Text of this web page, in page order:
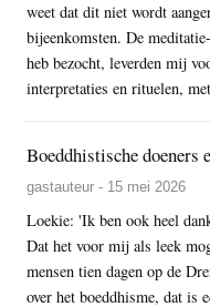
weet dat dit niet wordt
bijeenkomsten. De
heb bezocht, leverden mij
interpretaties en rituelen,
Boeddhistische doeners
gastauteur - 15 mei 2026
Loekie: 'Ik ben ook heel
Dat het voor mij als leek
mensen tien dagen op de
over het boeddhisme, dat is